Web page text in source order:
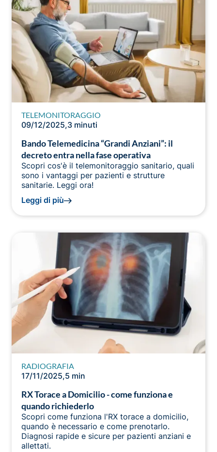
TELEMONITORAGGIO
09/12/2025,3 minuti
Bando Telemedicina “Grandi Anziani”: il
decreto entra nella fase operativa
Scopri cos'è il telemonitoraggio sanitario, quali
sono i vantaggi per pazienti e strutture
sanitarie. Leggi ora!
Leggi di più
RADIOGRAFIA
17/11/2025,5 min
RX Torace a Domicilio - come funziona e
quando richiederlo
Scopri come funziona l'RX torace a domicilio,
quando è necessario e come prenotarlo.
Diagnosi rapide e sicure per pazienti anziani e
allettati.